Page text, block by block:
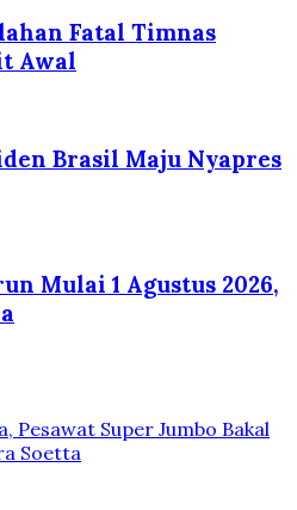
Fatal Timnas
Awal
Brasil Maju Nyapres
Mulai 1 Agustus 2026,
Pesawat Super Jumbo Bakal
Soetta